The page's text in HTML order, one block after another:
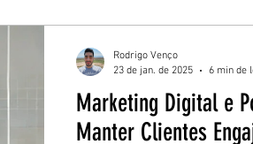
Marketing Digital e
Manter Clientes
Rodrigo Venço
23 de jan. de 2025
6 min de